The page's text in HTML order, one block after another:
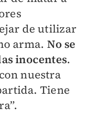
de utilizar
arma. No se
inocentes.
nuestra
Tiene